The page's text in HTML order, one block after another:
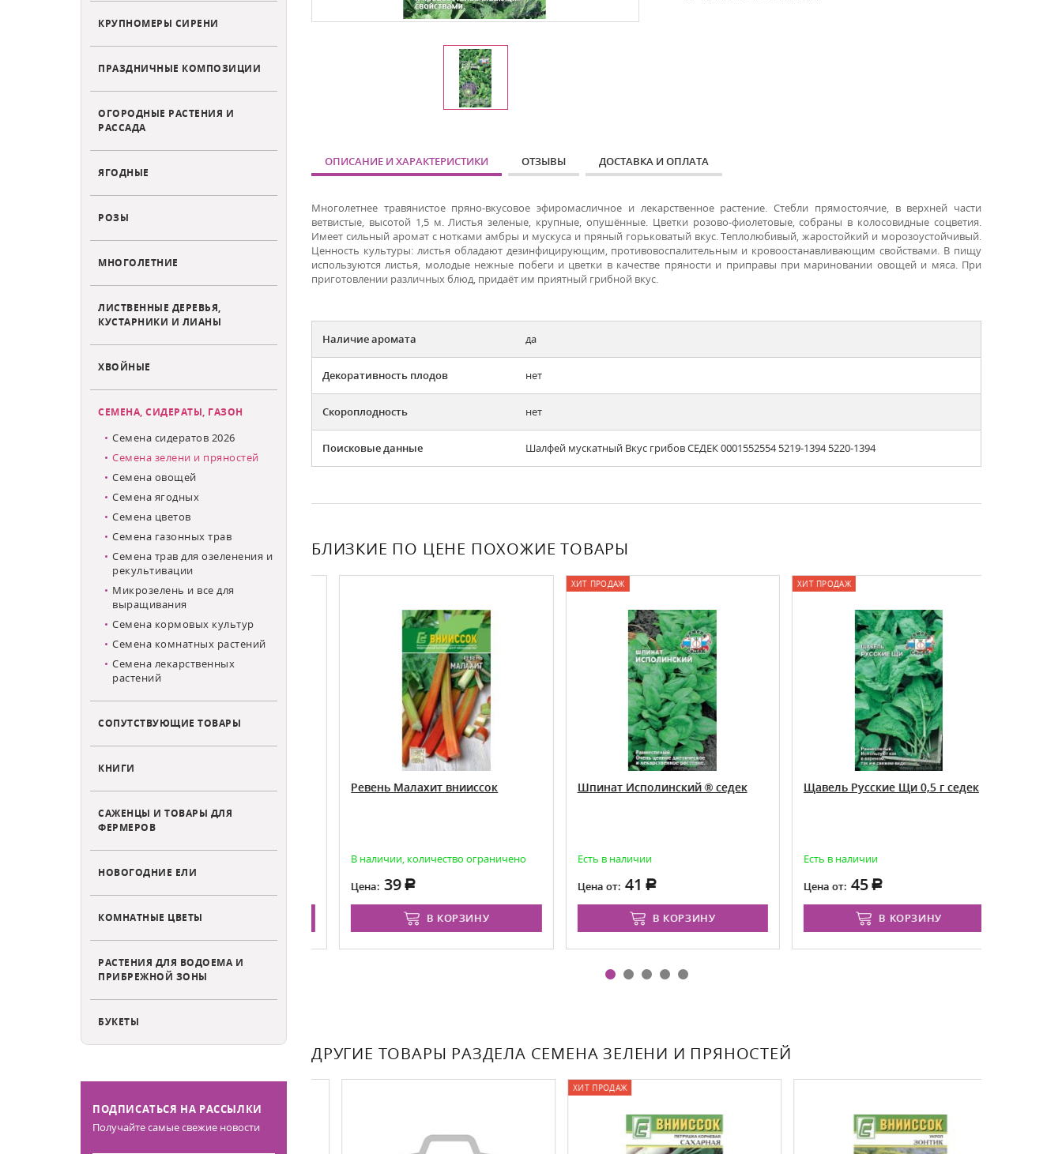
КРУПНОМЕРЫ СИРЕНИ
ПРАЗДНИЧНЫЕ КОМПОЗИЦИИ
ОГОРОДНЫЕ РАСТЕНИЯ И
РАССАДА
ЯГОДНЫЕ
РОЗЫ
МНОГОЛЕТНИЕ
ЛИСТВЕННЫЕ ДЕРЕВЬЯ,
КУСТАРНИКИ И ЛИАНЫ
ХВОЙНЫЕ
СЕМЕНА, СИДЕРАТЫ, ГАЗОН
Семена сидератов 2026
Семена зелени и пряностей
Семена овощей
Семена ягодных
Семена цветов
Семена газонных трав
Семена трав для озеленения и
рекультивации
Микрозелень и все для
выращивания
Семена кормовых культур
Семена комнатных растений
Семена лекарственных
растений
СОПУТСТВУЮЩИЕ ТОВАРЫ
КНИГИ
САЖЕНЦЫ И ТОВАРЫ ДЛЯ
ФЕРМЕРОВ
НОВОГОДНИЕ ЕЛИ
КОМНАТНЫЕ ЦВЕТЫ
РАСТЕНИЯ ДЛЯ ВОДОЕМА И
ПРИБРЕЖНОЙ ЗОНЫ
БУКЕТЫ
ПОДПИСАТЬСЯ НА РАССЫЛКИ
Получайте самые свежие новости
ОПИСАНИЕ И ХАРАКТЕРИСТИКИ ОТЗЫВЫ ДОСТАВКА И ОПЛАТА
Многолетнее травянистое пряно-вкусовое эфиромасличное и лекарственное растение. Стебли прямостоячие, в верхней части
ветвистые, высотой 1,5 м. Листья зеленые, крупные, опушённые. Цветки розово-фиолетовые, собраны в колосовидные соцветия.
Имеет сильный аромат с нотками амбры и мускуса и пряный горьковатый вкус. Теплолюбивый, жаростойкий и морозоустойчивый.
Ценность культуры: листья обладают дезинфицирующим, противовоспалительным и кровоостанавливающим свойствами. В пищу
используются листья, молодые нежные побеги и цветки в качестве пряности и приправы при мариновании овощей и мяса. При
приготовлении различных блюд, придаёт им приятный грибной вкус.
Наличие аромата да
Декоративность плодов нет
Скороплодность нет
Поисковые данные Шалфей мускатный Вкус грибов СЕДЕК 0001552554 5219-1394 5220-1394
БЛИЗКИЕ ПО ЦЕНЕ ПОХОЖИЕ ТОВАРЫ
Иссоп лекарственный Родники
36
В КОРЗИНУ
Ревень Малахит внииссок
В наличии, количество ограничено
Цена: 39
В КОРЗИНУ
ХИТ ПРОДАЖ
Шпинат Исполинский ® седек
Есть в наличии
Цена от: 41
В КОРЗИНУ
ХИТ ПРОДАЖ
Щавель Русские Щи 0,5 г седек
Есть в наличии
Цена от: 45
В КОРЗИНУ
ДРУГИЕ ТОВАРЫ РАЗДЕЛА СЕМЕНА ЗЕЛЕНИ И ПРЯНОСТЕЙ
ХИТ ПРОДАЖ